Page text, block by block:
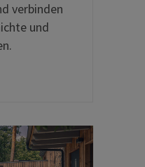
verbinden
und